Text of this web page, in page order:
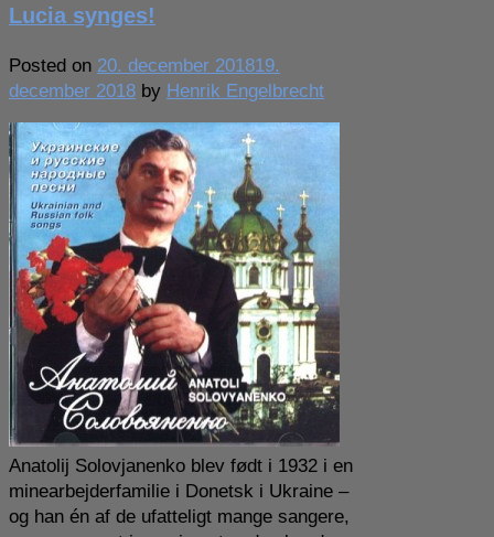
yderst
italiener
Lucia synges!
Posted on 20. december 201819.
december 2018 by Henrik Engelbrecht
Anatolij Solovjanenko blev født i 1932 i en
minearbejderfamilie i Donetsk i Ukraine –
og han én af de ufatteligt mange sangere,